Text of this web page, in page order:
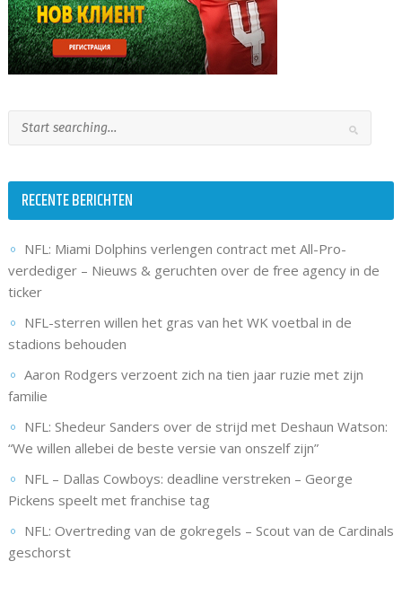
RECENTE BERICHTEN
NFL: Miami Dolphins verlengen contract met All-Pro-
verdediger – Nieuws & geruchten over de free agency in de
ticker
NFL-sterren willen het gras van het WK voetbal in de
stadions behouden
Aaron Rodgers verzoent zich na tien jaar ruzie met zijn
familie
NFL: Shedeur Sanders over de strijd met Deshaun Watson:
“We willen allebei de beste versie van onszelf zijn”
NFL – Dallas Cowboys: deadline verstreken – George
Pickens speelt met franchise tag
NFL: Overtreding van de gokregels – Scout van de Cardinals
geschorst